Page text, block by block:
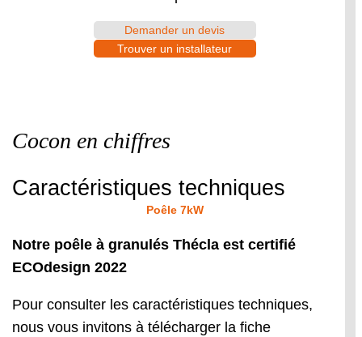
Demander un devis
Trouver un installateur
Cocon en chiffres
Caractéristiques techniques
Poêle 7kW
Notre poêle à granulés Thécla est certifié
ECOdesign 2022
Pour consulter les caractéristiques techniques,
nous vous invitons à télécharger la fiche